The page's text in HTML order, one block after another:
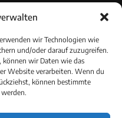
wir Technologien wie
und/oder darauf zuzugreifen.
wir Daten wie das
Website verarbeiten. Wenn du
können bestimmte